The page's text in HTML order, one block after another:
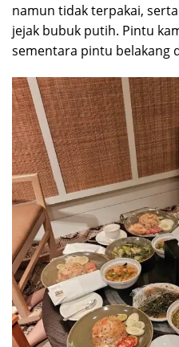
namun tidak terpakai,
jejak bubuk putih. Pintu
sementara pintu belakang